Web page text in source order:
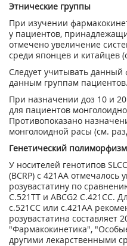
Этнические группы
При изучении
у пациентов,
отмечено увеличение
среди японцев и китайцев
Следует учитывать
данным группам пациентов.
При назначении доз 10 и
для пациентов
Противопоказано
монголоидной расы (см.
Генетический полиморфизм
У носителей генотипов
(BCRP) с 421АА отмечалось
розувастатину по
С.521ТТ и ABCG2 С.421СС.
с.521CC или с.421АА
розувастатина составляет
"Фармакокинетика",
другими лекарственными